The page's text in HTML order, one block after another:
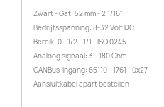
Zwart - Gat: 52 mm - 2 1/16"
Bedrijfsspanning: 8-32 Volt DC
Bereik: 0 - 1/2 - 1/1 - ISO 0245
Analoog signaal: 3 - 180 Ohm
CANBus-ingang: 65110 - 1761 - 0x27
Aansluitkabel apart bestellen